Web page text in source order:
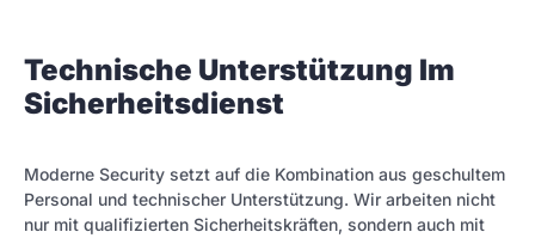
Technische Unterstützung Im
Sicherheitsdienst
Moderne Security setzt auf die Kombination aus geschultem
Personal und technischer Unterstützung. Wir arbeiten nicht
nur mit qualifizierten Sicherheitskräften, sondern auch mit